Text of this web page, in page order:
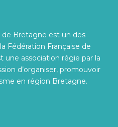
Bretagne est un des
Fédération Française de
une association régie par la
d’organiser, promouvoir
en région Bretagne.